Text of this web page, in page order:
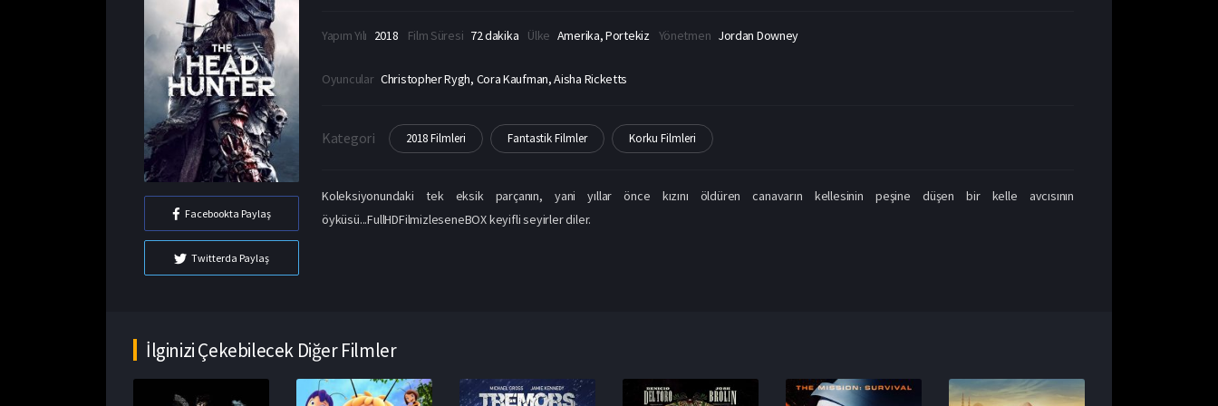
Facebookta Paylaş
Twitterda Paylaş
Yapım Yılı 2018 Film Süresi 72 dakika Ülke Amerika, Portekiz Yönetmen Jordan Downey
Oyuncular Christopher Rygh, Cora Kaufman, Aisha Ricketts
Kategori 2018 Filmleri Fantastik Filmler Korku Filmleri
Koleksiyonundaki tek eksik parçanın, yani yıllar önce kızını öldüren canavarın kellesinin peşine düşen bir kelle avcısının
öyküsü...FullHDFilmizleseneBOX keyifli seyirler diler.
İlginizi Çekebilecek Diğer Filmler